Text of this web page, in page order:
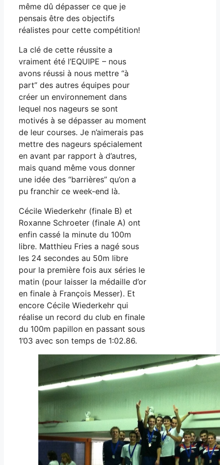
même dû dépasser ce que je
pensais être des objectifs
réalistes pour cette compétition!
La clé de cette réussite a
vraiment été l’EQUIPE – nous
avons réussi à nous mettre “à
part” des autres équipes pour
créer un environnement dans
lequel nos nageurs se sont
motivés à se dépasser au moment
de leur courses. Je n’aimerais pas
mettre des nageurs spécialement
en avant par rapport à d’autres,
mais quand même vous donner
une idée des “barrières” qu’on a
pu franchir ce week-end là.
Cécile Wiederkehr (finale B) et
Roxanne Schroeter (finale A) ont
enfin cassé la minute du 100m
libre. Matthieu Fries a nagé sous
les 24 secondes au 50m libre
pour la première fois aux séries le
matin (pour laisser la médaille d’or
en finale à François Messer). Et
encore Cécile Wiederkehr qui
réalise un record du club en finale
du 100m papillon en passant sous
1’03 avec son temps de 1:02.86.